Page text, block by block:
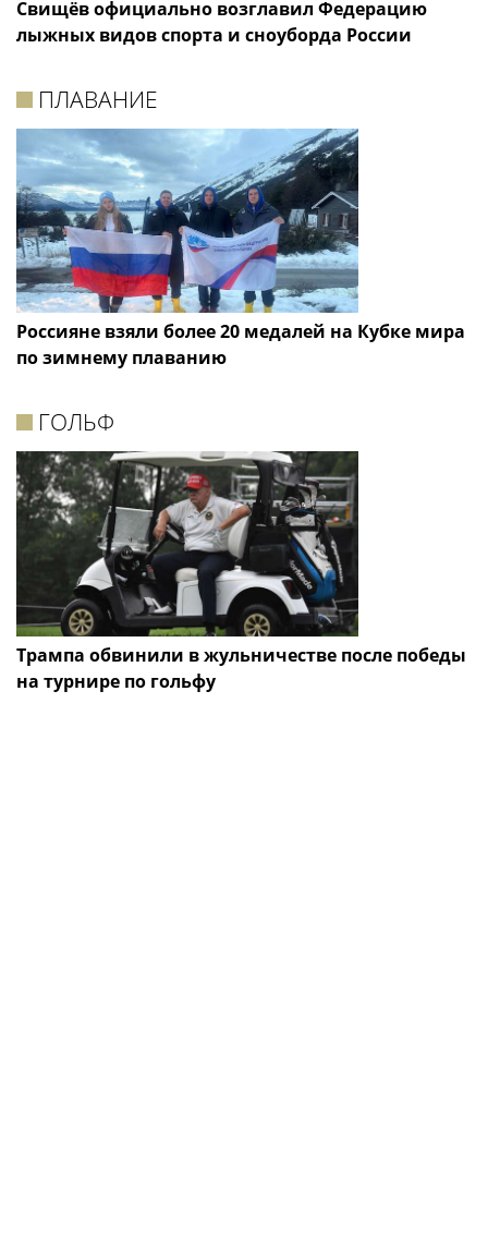
Свищёв официально возглавил Федерацию
лыжных видов спорта и сноуборда России
ПЛАВАНИЕ
Россияне взяли более 20 медалей на Кубке мира
по зимнему плаванию
ГОЛЬФ
Трампа обвинили в жульничестве после победы
на турнире по гольфу